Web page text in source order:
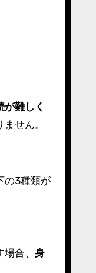
難しく
せん。
の3種類が
合、 身